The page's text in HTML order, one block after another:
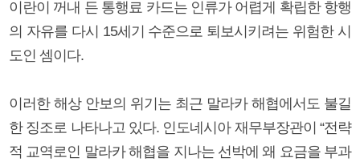
이란이 꺼내 든 통행료 카드는 인류가 어렵게 확립한 항행
의 자유를 다시 15세기 수준으로 퇴보시키려는 위험한 시
도인 셈이다.
이러한 해상 안보의 위기는 최근 말라카 해협에서도 불길
한 징조로 나타나고 있다. 인도네시아 재무부장관이 “전략
적 교역로인 말라카 해협을 지나는 선박에 왜 요금을 부과